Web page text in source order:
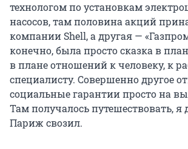
технологом по установкам
насосов, там половина акций
компании Shell, а другая —
конечно, была просто сказка в
в плане отношений к человеку, к
специалисту. Совершенно другое
социальные гарантии просто на
Там получалось путешествовать,
Париж свозил.